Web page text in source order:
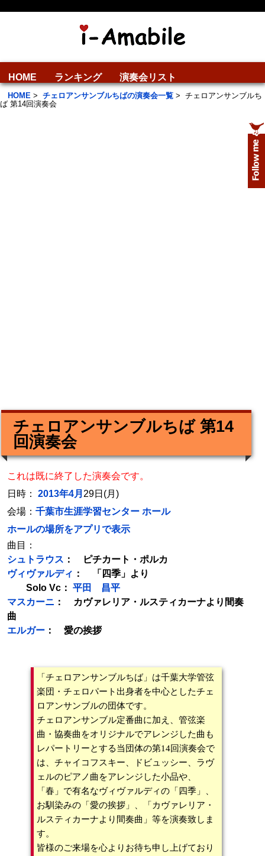
HOME ランキング 演奏会リスト
HOME > チェロアンサンブルちばの演奏会一覧 > チェロアンサンブルち
ば 第14回演奏会
チェロアンサンブルちば 第14
回演奏会
これは既に終了した演奏会です。
日時： 2013年4月 29日(月)
会場： 千葉市生涯学習センター ホール
ホールの場所をアプリで表示
曲目：
シュトラウス ： ピチカート・ポルカ
ヴィヴァルディ ： 「四季」より
Solo Vc： 平田 昌平
マスカーニ ： カヴァレリア・ルスティカーナより間奏
曲
エルガー ： 愛の挨拶
「チェロアンサンブルちば」は千葉大学管弦
楽団・チェロパート出身者を中心としたチェ
ロアンサンブルの団体です。
チェロアンサンブル定番曲に加え、管弦楽
曲・協奏曲をオリジナルでアレンジした曲も
レパートリーとする当団体の第14回演奏会で
は、チャイコフスキー、ドビュッシー、ラヴ
ェルのピアノ曲をアレンジした小品や、
「春」で有名なヴィヴァルディの「四季」、
お馴染みの「愛の挨拶」、「カヴァレリア・
ルスティカーナより間奏曲」等を演奏致しま
す。
皆様のご来場を心よりお待ち申し上げており